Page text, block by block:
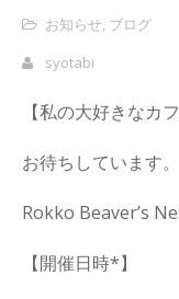
お知らせ, ブログ
syotabi
【私の大好きなカ
お待ちしています。
Rokko Beaver’s
【開催日時*】